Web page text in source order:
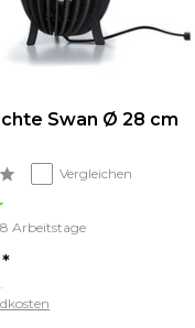
Swan Ø 28 cm
Vergleichen
Arbeitstage